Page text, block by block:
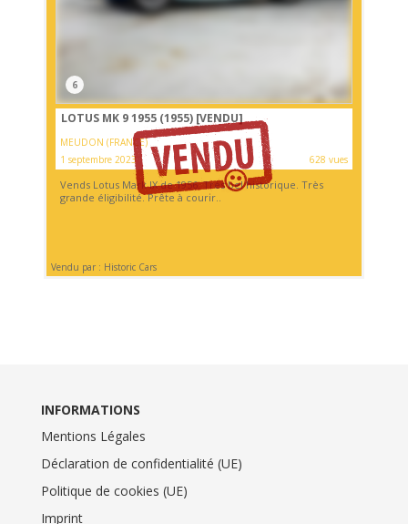
6
LOTUS MK 9 1955 (1955) [VENDU]
MEUDON (FRANCE)
1 septembre 2023
628 vues
Vends Lotus Mark IX de 1956. Très bel historique. Très
grande éligibilité. Prête à courir..
Vendu par : Historic Cars
INFORMATIONS
Mentions Légales
Déclaration de confidentialité (UE)
Politique de cookies (UE)
Imprint